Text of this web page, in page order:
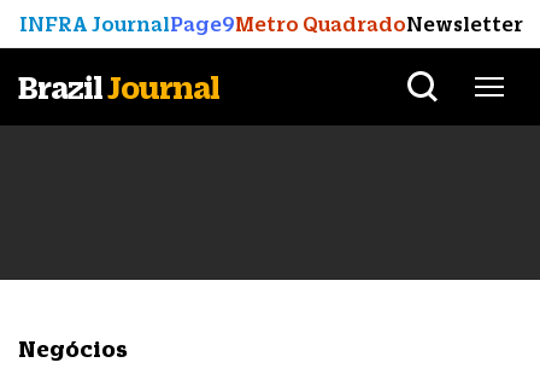
INFRA JournalPage9Metro QuadradoNewsletter
BrazilJournal
Negócios